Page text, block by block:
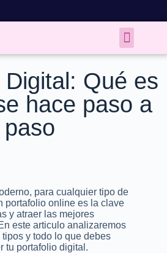
Qué es
hace paso a
paso
para cualquier tipo de
portafolio online es la clave
y atraer las mejores
este articulo analizaremos
tipos y todo lo que debes
tu portafolio digital.